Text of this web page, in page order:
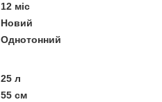
12 міс
Новий
Однотонний
25 л
55 см